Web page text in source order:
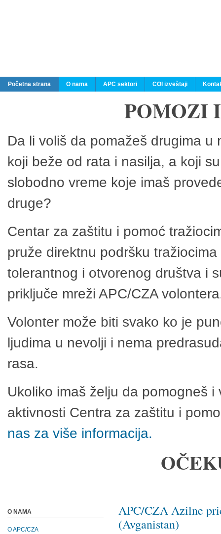
Početna strana O nama APC sektori COI izveštaji
POMOZI
Da li voliš da pomažeš drugima
koji beže od rata i nasilja, a koji
slobodno vreme koje imaš
druge?
Centar za zaštitu i pomoć
pruže direktnu podršku
tolerantnog i otvorenog društva i
priključe mreži APC/CZA
Volonter može biti svako ko je
ljudima u nevolji i nema
rasa.
Ukoliko imaš želju da pomogneš
aktivnosti Centra za zaštitu i
nas za više informacija.
APC/CZA Azilne
(Avganistan)
O NAMA
O APC/CZA